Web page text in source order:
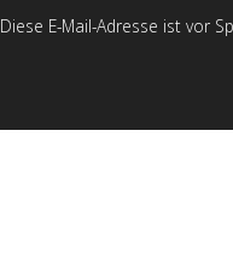
Diese E-Mail-Adresse ist vor